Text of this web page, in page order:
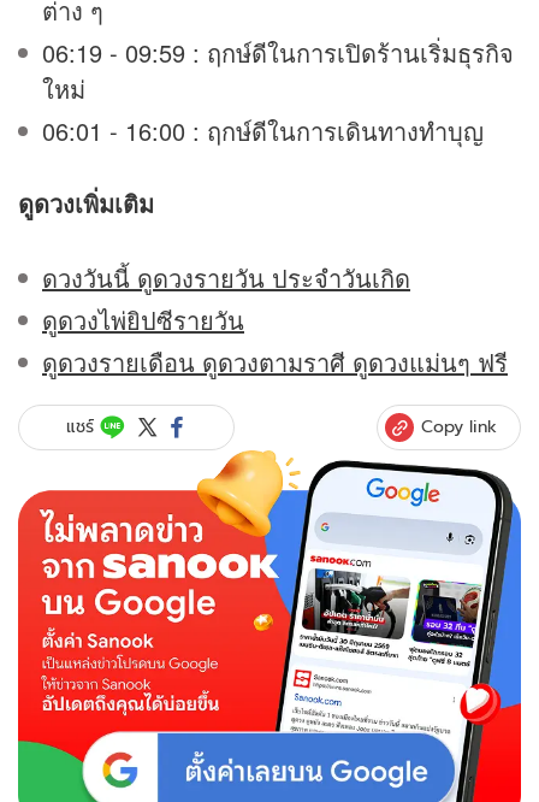
ต่าง ๆ
06:19 - 09:59 : ฤกษ์ดีในการเปิดร้านเริ่มธุรกิจ
ใหม่
06:01 - 16:00 : ฤกษ์ดีในการเดินทางทำบุญ
ดูดวงเพิ่มเติม
ดวงวันนี้ ดูดวงรายวัน ประจำวันเกิด
ดูดวงไพ่ยิปซีรายวัน
ดูดวงรายเดือน ดูดวงตามราศี ดูดวงแม่นๆ ฟรี
แชร์ Copy link